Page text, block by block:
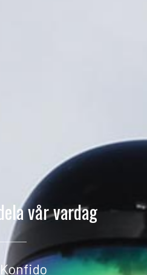
vår vardag